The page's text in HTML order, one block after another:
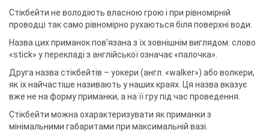
Стікбейти не володіють власною грою і при рівномірній
проводці так само рівномірно рухаються біля поверхні води.
Назва цих приманок пов'язана з їх зовнішнім виглядом: слово
«stick» у перекладі з англійської означає «палочка».
Друга назва стікбейтів – уокери (англ. «walker») або волкери,
як їх найчастіше називають у наших краях. Ця назва вказує
вже не на форму приманки, а на її гру під час проведення.
Стікбейти можна охарактеризувати як приманки з
мінімальними габаритами при максимальній вазі.